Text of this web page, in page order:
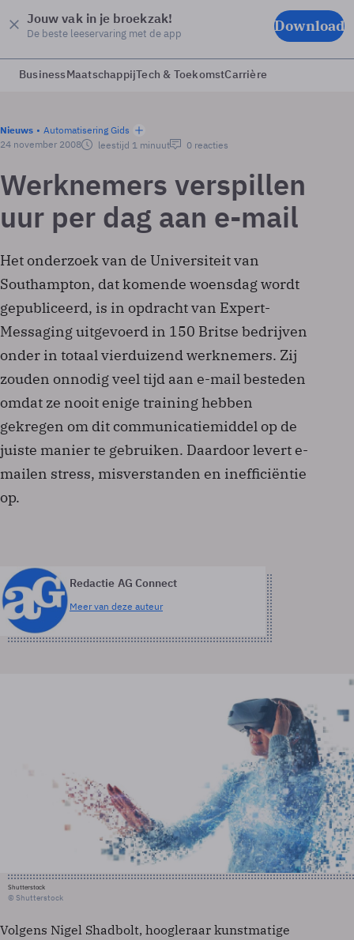
Jouw vak in je broekzak!
De beste leeservaring met de app Download
BusinessMaatschappijTech & ToekomstCarrière
Nieuws
Automatisering Gids
24 november 2008
leestijd 1 minuut 0 reacties
Werknemers verspillen
uur per dag aan e-mail
Het onderzoek van de Universiteit van
Southampton, dat komende woensdag wordt
gepubliceerd, is in opdracht van Expert-
Messaging uitgevoerd in 150 Britse bedrijven
onder in totaal vierduizend werknemers. Zij
zouden onnodig veel tijd aan e-mail besteden
omdat ze nooit enige training hebben
gekregen om dit communicatiemiddel op de
juiste manier te gebruiken. Daardoor levert e-
mailen stress, misverstanden en inefficiëntie
op.
Redactie AG Connect
Meer van deze auteur
Shutterstock
© Shutterstock
Volgens Nigel Shadbolt, hoogleraar kunstmatige